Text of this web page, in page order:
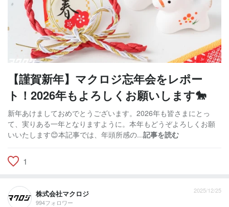
【謹賀新年】マクロジ忘年会をレポー
ト！2026年もよろしくお願いします🐎
新年あけましておめでとうございます。2026年も皆さまにとっ
て、実りある一年となりますように。本年もどうぞよろしくお願
いいたします😊本記事では、年頭所感の...記事を読む
1
株式会社マクロジ
994フォロワー
2025/12/25